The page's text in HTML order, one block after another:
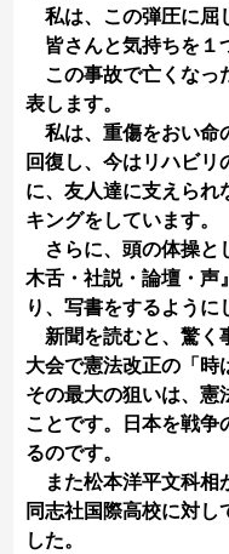
私は、この弾圧に屈
皆さんと気持ちを１
この事故で亡くなっ
表します。
私は、重傷をおい命
回復し、今はリハビリ
に、友人達に支えられ
キングをしています。
さらに、頭の体操と
木舌・社説・論壇・声
り、写書をするように
新聞を読むと、驚く
大会で憲法改正の「時
その最大の狙いは、憲
ことです。日本を戦争
るのです。
また松本洋平文科相
同志社国際高校に対し
した。